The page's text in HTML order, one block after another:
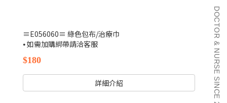
≡E056060≡ 綠色包布/治療巾
⦁ 如需加購綁帶請洽客服
$180
詳細介紹 DOCTOR & NURSE SINCE 2001